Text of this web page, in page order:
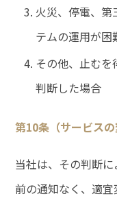
火災、停電、第
テムの運用が困
その他、止む
判断した場合
第10条（サービスの
当社は、その判断
前の通知なく、適宜